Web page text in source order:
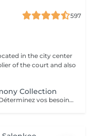
597
of the court and also
Collection
Un voyage sensoriel Bien-être & SPA Déterminez vos besoins à l'aide des 4 huiles essentielles ACTIMOOD.Pure sensation- Balance sensation- Zen sensation- Power sensation Exfoliation du corps -massage du corps- massage du cuir chevelu si souhaité- Laissez-vous emporter dans un voyage sensoriel grâce à un soin corporel adapté à vos besoins.